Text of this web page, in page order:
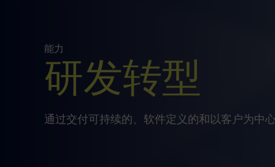
能力
研发转型
通过交付可持续的、软件定义的和以客户为中